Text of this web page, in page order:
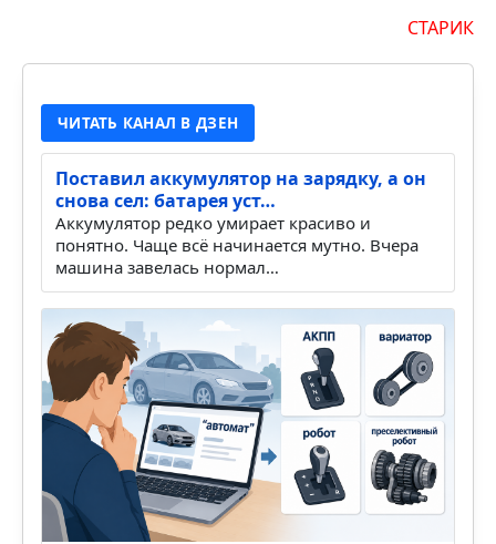
СТАРИК
ЧИТАТЬ КАНАЛ В ДЗЕН
Поставил аккумулятор на зарядку, а он
снова сел: батарея уст…
Аккумулятор редко умирает красиво и
понятно. Чаще всё начинается мутно. Вчера
машина завелась нормал…